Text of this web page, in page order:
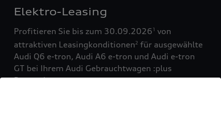
Elektro-Leasing
Profitieren Sie bis zum 30.09.20261 von
attraktiven Leasingkonditionen2 für ausgewählte
Audi Q6 e-tron, Audi A6 e-tron und Audi e-tron
GT bei Ihrem Audi Gebrauchtwagen :plus
Partner!